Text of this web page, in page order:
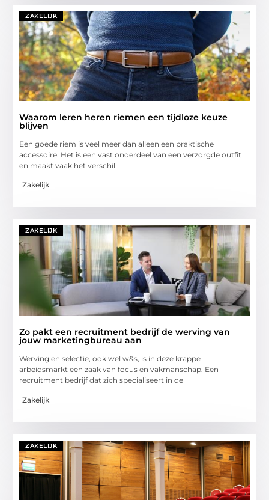
ZAKELIJK
Waarom leren heren riemen een tijdloze keuze
blijven
Een goede riem is veel meer dan alleen een praktische
accessoire. Het is een vast onderdeel van een verzorgde outfit
en maakt vaak het verschil
Zakelijk
ZAKELIJK
Zo pakt een recruitment bedrijf de werving van
jouw marketingbureau aan
Werving en selectie, ook wel w&s, is in deze krappe
arbeidsmarkt een zaak van focus en vakmanschap. Een
recruitment bedrijf dat zich specialiseert in de
Zakelijk
ZAKELIJK